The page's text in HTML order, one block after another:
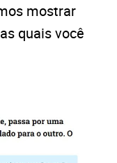
mostrar
quais você